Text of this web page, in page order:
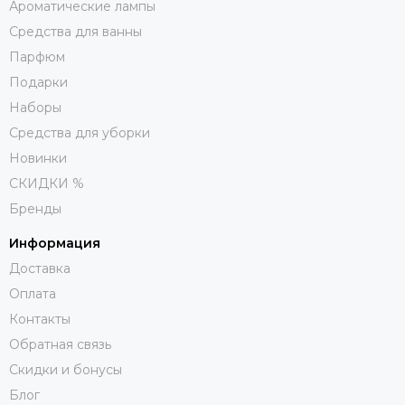
Ароматические лампы
Средства для ванны
Парфюм
Подарки
Наборы
Средства для уборки
Новинки
СКИДКИ %
Бренды
Информация
Доставка
Оплата
Контакты
Обратная связь
Скидки и бонусы
Блог